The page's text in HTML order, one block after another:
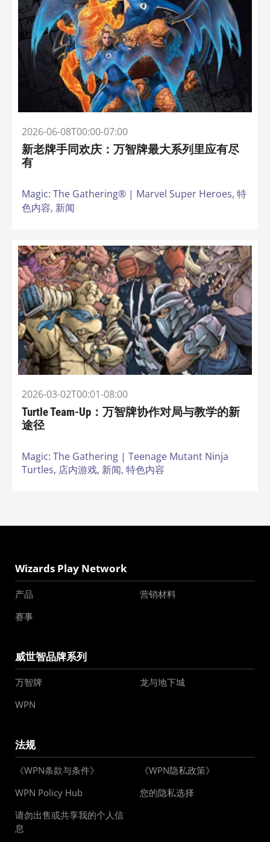
2026-06-08T00:00-07:00
新老牌手同欢庆：万智牌最大系列里应有尽
有
Magic: The Gathering® | Marvel Super Heroes, 特
色内容, 新闻
2026-03-02T00:01-08:00
Turtle Team-Up：万智牌协作对局与教学的新
途径
Magic: The Gathering | Teenage Mutant Ninja
Turtles, 店内游戏, 新闻, 特色内容
Wizards Play Network
产品
营销材料
赛事
威世智品牌系列
万智牌
龙与地下城
WPN
法规
《WPN条款与条件》
《WPN隐私政策》
WPN Policy Hub
您的隐私选择
请勿出售或共享我的个人信
息